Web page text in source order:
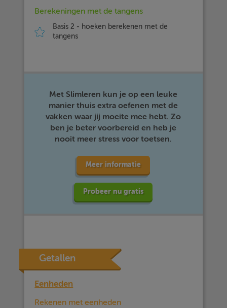
Berekeningen met de tangens
Basis 2 - hoeken berekenen met de
tangens
Met Slimleren kun je op een leuke
manier thuis extra oefenen met de
vakken waar jij moeite mee hebt. Zo
ben je beter voorbereid en heb je
nooit meer stress voor toetsen.
Meer informatie
Probeer nu gratis
Getallen
Eenheden
Rekenen met eenheden